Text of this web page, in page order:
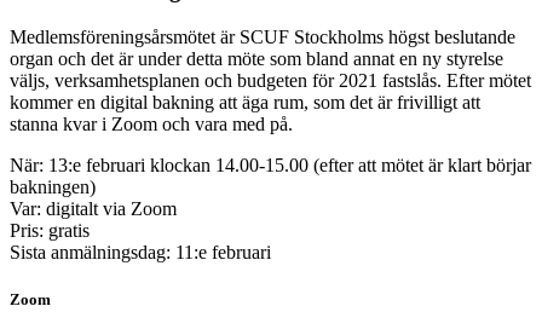
Medlemsföreningsårsmötet är SCUF Stockholms högst beslutande
organ och det är under detta möte som bland annat en ny styrelse
väljs, verksamhetsplanen och budgeten för 2021 fastslås. Efter mötet
kommer en digital bakning att äga rum, som det är frivilligt att
stanna kvar i Zoom och vara med på.
När: 13:e februari klockan 14.00-15.00 (efter att mötet är klart börjar
bakningen)
Var: digitalt via Zoom
Pris: gratis
Sista anmälningsdag: 11:e februari
Zoom